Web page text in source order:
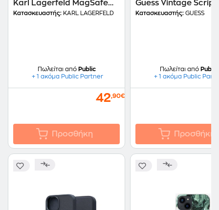
Karl Lagerfeld MagSafe
Ringstand Case IML NFT
Κατασκευαστής: KARL LAGERFELD
Πωλείται από Public
+ 1 ακόμα Public Partner
42,90€
Προσθήκη
Guess Vintage Script
Logo Collection -
Κατασκευαστής: GUESS
Πωλείται από Public
+ 1 ακόμα Public
Προσθήκη